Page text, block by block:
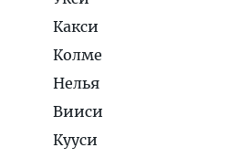
Какси
Колме
Нелья
Вииси
Кууси